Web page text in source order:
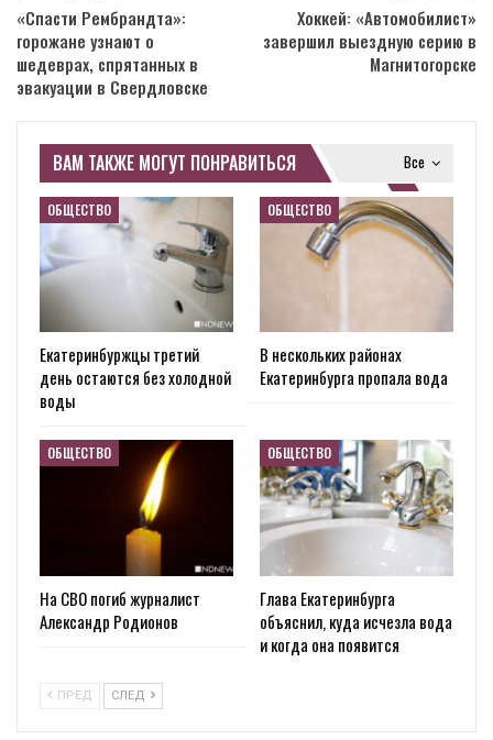
«Спасти Рембрандта»:
горожане узнают о
шедеврах, спрятанных в
эвакуации в Свердловске
Хоккей: «Автомобилист»
завершил выездную серию в
Магнитогорске
Все
ВАМ ТАКЖЕ МОГУТ ПОНРАВИТЬСЯ
ОБЩЕСТВО
Екатеринбуржцы третий
день остаются без холодной
воды
ОБЩЕСТВО
В нескольких районах
Екатеринбурга пропала вода
ОБЩЕСТВО
На СВО погиб журналист
Александр Родионов
ОБЩЕСТВО
Глава Екатеринбурга
объяснил, куда исчезла вода
и когда она появится
ПРЕД СЛЕД